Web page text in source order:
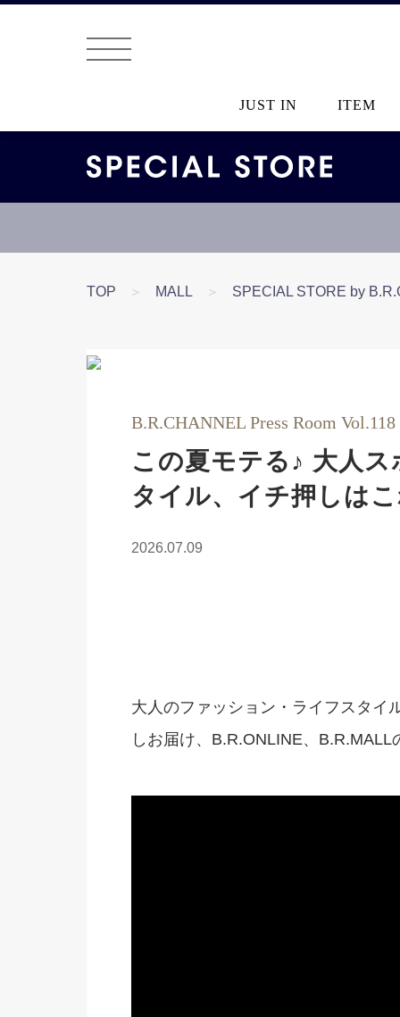
JUST IN ITEM
TOP ＞ MALL ＞ SPECIAL STORE by
B.R.CHANNEL Press Room Vol.118
この夏モテる♪ 大人
タイル、イチ押しは
2026.07.09
大人のファッション・ライフスタイ
しお届け、B.R.ONLINE、